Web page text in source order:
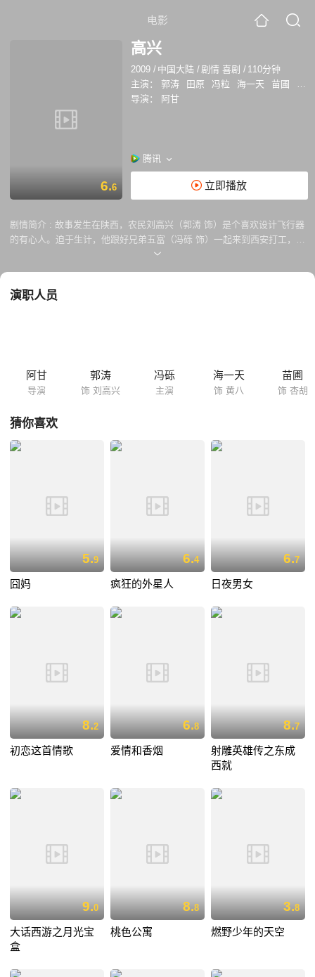
电影
6.6
高兴
2009 / 中国大陆 /剧情 喜剧 / 110分钟
主演：
郭涛 田原 冯粒 海一天 苗圃
黄渤
导演：
阿甘
腾讯
立即播放
剧情简介 : 故事发生在陕西，农民刘高兴（郭涛 饰）是个喜欢设计飞行器
的有心人。迫于生计，他跟好兄弟五富（冯砾 饰）一起来到西安打工，在
老乡韩大宝（林雪 饰）的一间破旧仓库落脚，邻居包括东北大汉黄八（海
染了五富和邻居夫妇。另外，碰到小流氓石热闹（黄渤 饰）寻衅滋事，也
后，按摩小姐却因为一次意外锒铛入狱，高兴还能跟她的爱情还会继续
吗？…… 本片根据贾平凹的同名小说改编，开创内地...
演职人员
阿甘
导演
郭涛
饰 刘高兴
冯砾
主演
海一天
饰 黄八
苗圃
饰 杏胡
猜你喜欢
5.9
囧妈
6.4
疯狂的外星人
6.7
日夜男女
8.2
初恋这首情歌
6.8
爱情和香烟
8.7
射雕英雄传之东成
西就
9.0
大话西游之月光宝
盒
8.8
桃色公寓
3.8
燃野少年的天空